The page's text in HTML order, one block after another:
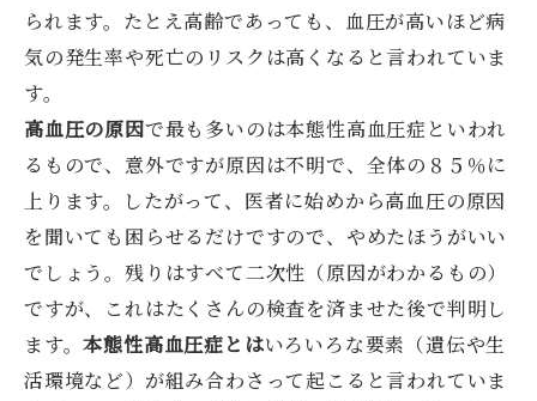
られます。たとえ高齢であっても、血圧が高いほど病
気の発生率や死亡のリスクは高くなると言われていま
す。
高血圧の原因で最も多いのは本態性高血圧症といわれ
るもので、意外ですが原因は不明で、全体の８５％に
上ります。したがって、医者に始めから高血圧の原因
を聞いても困らせるだけですので、やめたほうがいい
でしょう。残りはすべて二次性（原因がわかるもの）
ですが、これはたくさんの検査を済ませた後で判明し
ます。本態性高血圧症とはいろいろな要素（遺伝や生
活環境など）が組み合わさって起こると言われていま